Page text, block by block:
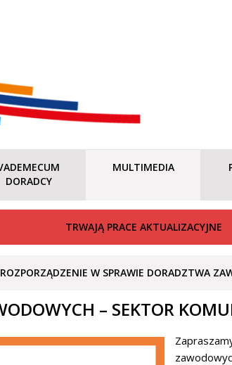
DORADCY
MULTIMEDIA
TRWAJĄ PRACE AKTUALIZACYJNE
ROZPORZĄDZENIE W SPRAWIE DORADZTWA
– SEKTOR